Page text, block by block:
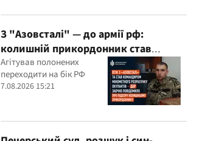
ринкову
З "Азовсталі" — до армії рф:
колишній прикордонник став
командиром мінометного
розрахунку окупантів
Агітував полонених
переходити на бік РФ
7.08.2026 15:21